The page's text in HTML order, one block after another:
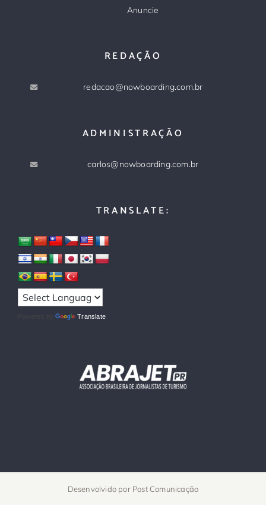
Anuncie
REDAÇÃO
redacao@nowboarding.com.br
ADMINISTRAÇÃO
carlos@nowboarding.com.br
TRANSLATE:
Powered by Translate
Desenvolvido por Post Comunicação